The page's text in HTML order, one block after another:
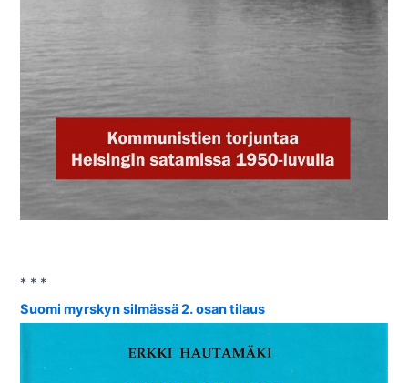
* * *
Suomi myrskyn silmässä 2. osan tilaus